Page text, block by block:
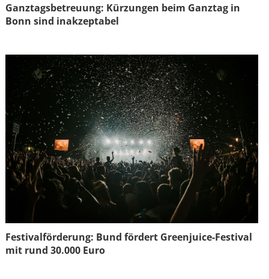
Ganztagsbetreuung: Kürzungen beim Ganztag in
Bonn sind inakzeptabel
Festivalförderung: Bund fördert Greenjuice-Festival
mit rund 30.000 Euro